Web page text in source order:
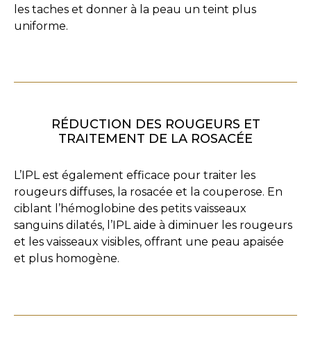
les taches et donner à la peau un teint plus
uniforme.
RÉDUCTION DES ROUGEURS ET
TRAITEMENT DE LA ROSACÉE
L’IPL est également efficace pour traiter les
rougeurs diffuses, la rosacée et la couperose. En
ciblant l’hémoglobine des petits vaisseaux
sanguins dilatés, l’IPL aide à diminuer les rougeurs
et les vaisseaux visibles, offrant une peau apaisée
et plus homogène.